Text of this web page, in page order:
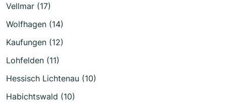
Vellmar (17)
Wolfhagen (14)
Kaufungen (12)
Lohfelden (11)
Hessisch Lichtenau (10)
Habichtswald (10)